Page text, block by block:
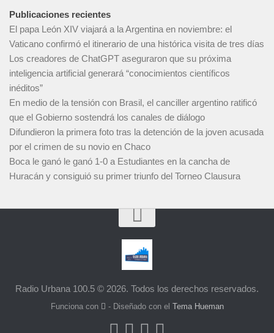
Publicaciones recientes
El papa León XIV viajará a la Argentina en noviembre: el
Vaticano confirmó el itinerario de una histórica visita de tres días
Los creadores de ChatGPT aseguraron que su próxima
inteligencia artificial generará “conocimientos científicos
inéditos”
En medio de la tensión con Brasil, el canciller argentino ratificó
que el Gobierno sostendrá los canales de diálogo
Difundieron la primera foto tras la detención de la joven acusada
por el crimen de su novio en Chaco
Boca le ganó le ganó 1-0 a Estudiantes en la cancha de
Huracán y consiguió su primer triunfo del Torneo Clausura
Radio Urbana 100.5 © 2026. Todos los derechos reservados.
Funciona con - Diseñado con el Tema Hueman